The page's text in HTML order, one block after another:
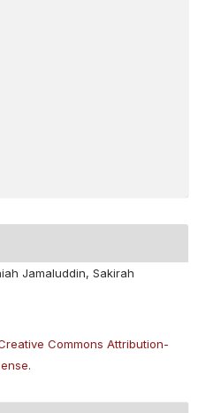
Jamaluddin, Sakirah
Commons Attribution-
.